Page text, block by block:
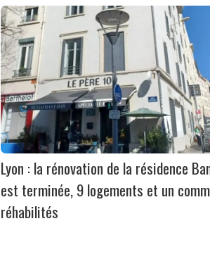
Lyon : la rénovation de la résidence
est terminée, 9 logements et un
réhabilités